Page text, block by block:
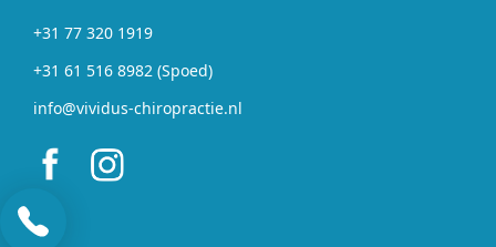
+31 77 320 1919
+31 61 516 8982 (Spoed)
info@vividus-chiropractie.nl